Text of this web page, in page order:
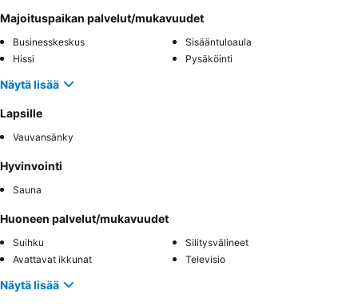
Majoituspaikan palvelut/mukavuudet
Businesskeskus
Sisääntuloaula
Hissi
Pysäköinti
Näytä lisää
Lapsille
Vauvansänky
Hyvinvointi
Sauna
Huoneen palvelut/mukavuudet
Suihku
Silitysvälineet
Avattavat ikkunat
Televisio
Näytä lisää